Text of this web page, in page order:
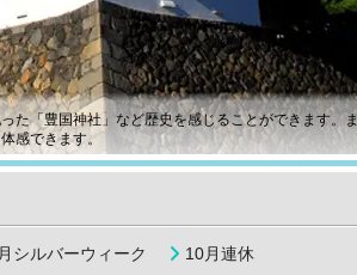
た「豊国神社」など歴史を感じることができます。ま
感できます。
シルバーウィーク
10月連休